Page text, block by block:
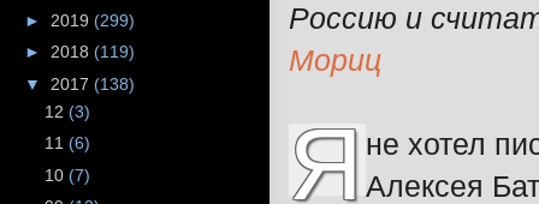
Россию и
Мориц
Я не хотел
Алексея
► 2019 (299)
► 2018 (119)
▼ 2017 (138)
12 (3)
11 (6)
10 (7)